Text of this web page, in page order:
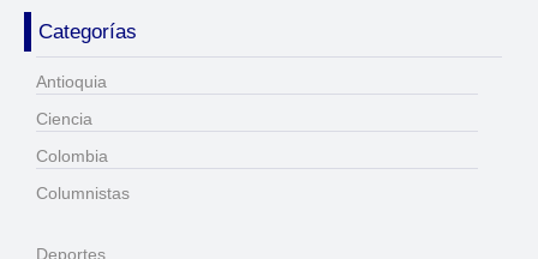
Categorías
Antioquia
Ciencia
Colombia
Columnistas
Deportes